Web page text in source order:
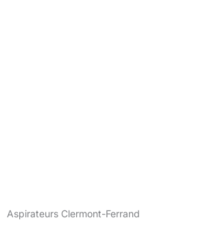
Aspirateurs Clermont-Ferrand